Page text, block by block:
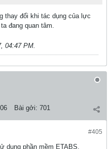
thay đổi khi tác dụng của lực
đang quan tâm.
04:47 PM.
Bài gởi: 701
#405
dụng phần mềm ETABS.